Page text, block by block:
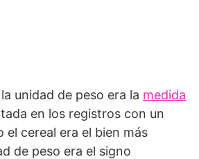
unidad de peso era la medida
en los registros con un
el cereal era el bien más
de peso era el signo